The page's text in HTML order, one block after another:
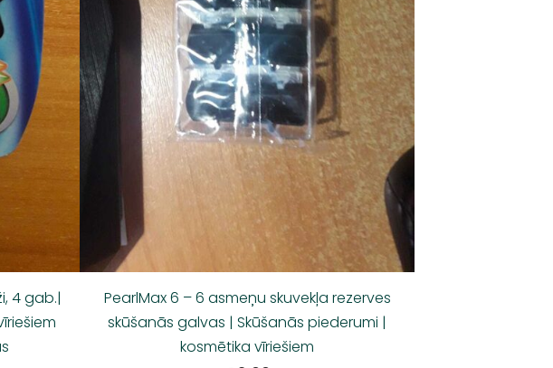
4 gab.|
PearlMax 6 – 6 asmeņu skuvekļa rezerves
skūšanās galvas | Skūšanās piederumi |
kosmētika vīriešiem